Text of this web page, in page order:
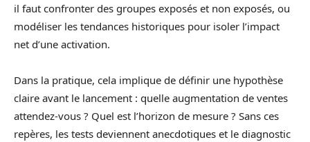
il faut confronter des groupes exposés et non exposés, ou
modéliser les tendances historiques pour isoler l’impact
net d’une activation.
Dans la pratique, cela implique de définir une hypothèse
claire avant le lancement : quelle augmentation de ventes
attendez-vous ? Quel est l’horizon de mesure ? Sans ces
repères, les tests deviennent anecdotiques et le diagnostic